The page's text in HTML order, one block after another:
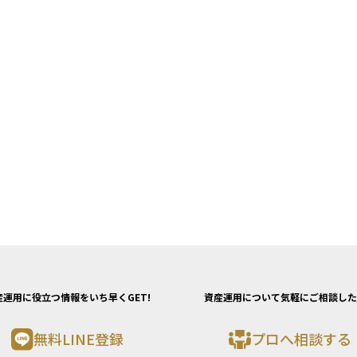
運用に役立つ情報をいち早くGET!
無料LINE登録
資産運用について気軽にご相談し
プロへ相談する